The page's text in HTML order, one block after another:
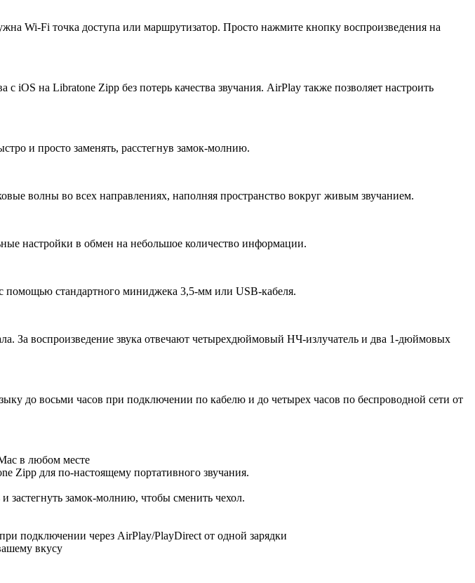
Wi-Fi точка доступа или маршрутизатор. Просто нажмите кнопку воспроизведения на
iOS на Libratone Zipp без потерь качества звучания. AirPlay также позволяет настроить
и просто заменять, расстегнув замок-молнию.
волны во всех направлениях, наполняя пространство вокруг живым звучанием.
настройки в обмен на небольшое количество информации.
помощью стандартного миниджека 3,5-мм или USB-кабеля.
За воспроизведение звука отвечают четырехдюймовый НЧ-излучатель и два 1-дюймовых
до восьми часов при подключении по кабелю и до четырех часов по беспроводной сети от
в любом месте
Zipp для по-настоящему портативного звучания.
застегнуть замок-молнию, чтобы сменить чехол.
подключении через AirPlay/PlayDirect от одной зарядки
вкусу